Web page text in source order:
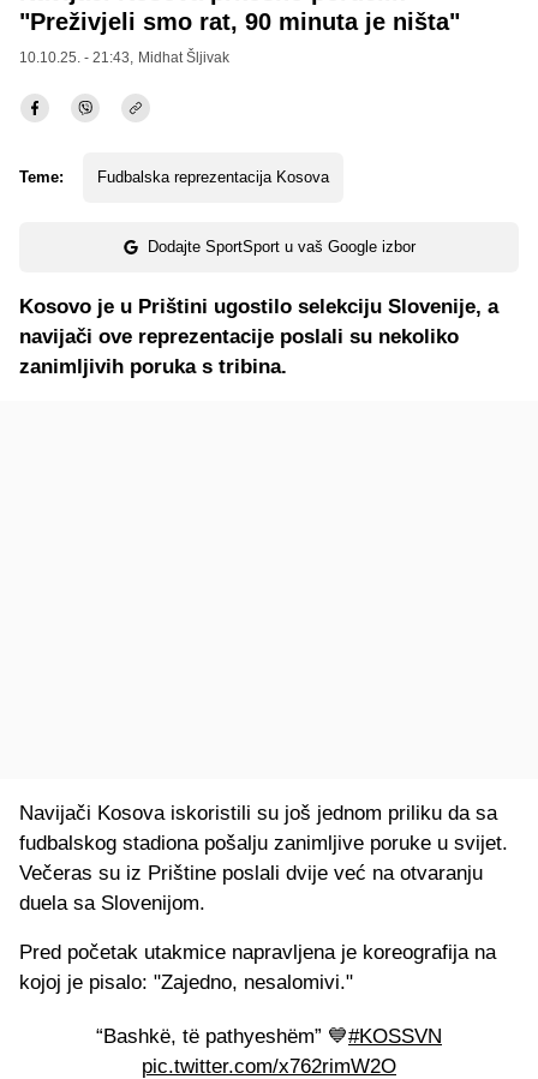
"Preživjeli smo rat, 90 minuta je ništa"
10.10.25. - 21:43, Midhat Šljivak
Teme: Fudbalska reprezentacija Kosova
Dodajte SportSport u vaš Google izbor
Kosovo je u Prištini ugostilo selekciju Slovenije, a
navijači ove reprezentacije poslali su nekoliko
zanimljivih poruka s tribina.
Navijači Kosova iskoristili su još jednom priliku da sa
fudbalskog stadiona pošalju zanimljive poruke u svijet.
Večeras su iz Prištine poslali dvije već na otvaranju
duela sa Slovenijom.
Pred početak utakmice napravljena je koreografija na
kojoj je pisalo: "Zajedno, nesalomivi."
“Bashkë, të pathyeshëm” 💙#KOSSVN
pic.twitter.com/x762rimW2O